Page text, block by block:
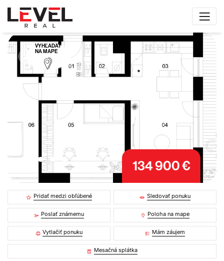
VYHĽADAŤ
NA MAPE
134 900 €
Pridať medzi obľúbené Sledovať ponuku
Poslať známemu Poloha na mape
Vytlačiť ponuku Mám záujem
Mesačná splátka